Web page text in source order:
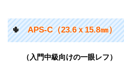
🌵APS-C（23.6ｘ15.8㎜）
（入門中級向けの一眼レフ）